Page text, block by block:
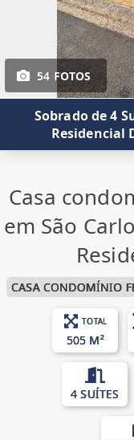
54 FOTOS
Sobrado de 4
Residencial
Casa
em São
CASA CONDOMÍNIO
TOTAL
505 M²
4 SUÍTES